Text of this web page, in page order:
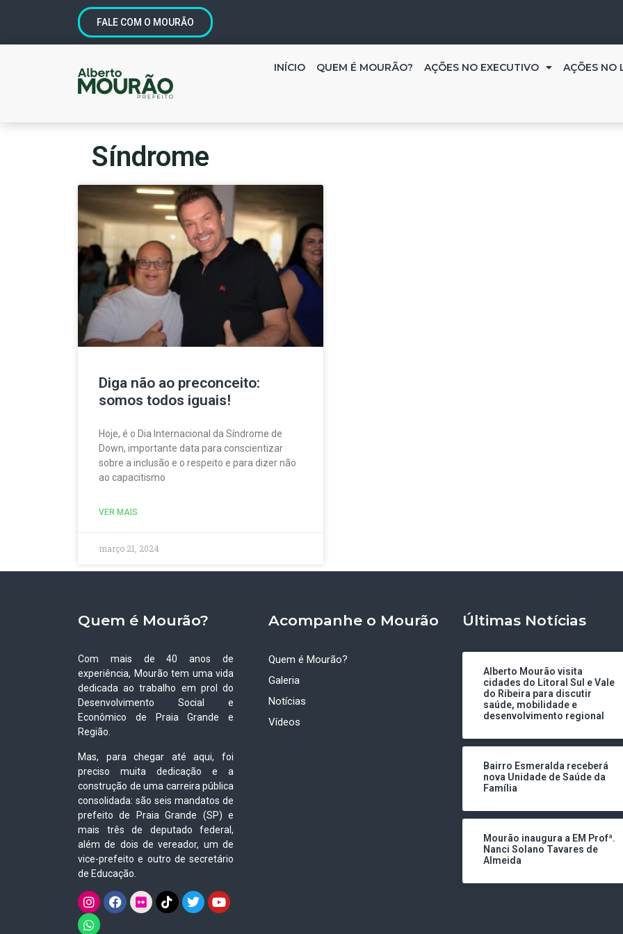
FALE COM O MOURÃO
INÍCIO QUEM É MOURÃO? AÇÕES NO EXECUTIVO AÇÕES NO
Síndrome
Diga não ao preconceito:
somos todos iguais!
Hoje, é o Dia Internacional da Síndrome de
Down, importante data para conscientizar
sobre a inclusão e o respeito e para dizer não
ao capacitismo
VER MAIS
março 21, 2024
Quem é Mourão?
Com mais de 40 anos de
experiência, Mourão tem uma vida
dedicada ao trabalho em prol do
Desenvolvimento Social e
Econômico de Praia Grande e
Região.
Mas, para chegar até aqui, foi
preciso muita dedicação e a
construção de uma carreira pública
consolidada: são seis mandatos de
prefeito de Praia Grande (SP) e
mais três de deputado federal,
além de dois de vereador, um de
vice-prefeito e outro de secretário
de Educação.
Acompanhe o Mourão
Quem é Mourão?
Galeria
Notícias
Vídeos
Últimas Notícias
Alberto Mourão visita
cidades do Litoral Sul e Vale
do Ribeira para discutir
saúde, mobilidade e
desenvolvimento regional
Bairro Esmeralda receberá
nova Unidade de Saúde da
Família
Mourão inaugura a EM Profª.
Nanci Solano Tavares de
Almeida